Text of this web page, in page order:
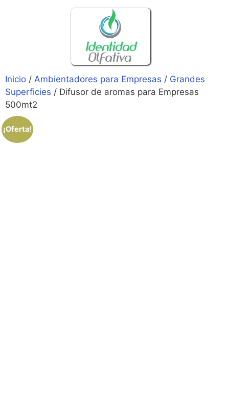
Inicio / Ambientadores para Empresas / Grandes
Superficies / Difusor de aromas para Empresas
500mt2
¡Oferta!